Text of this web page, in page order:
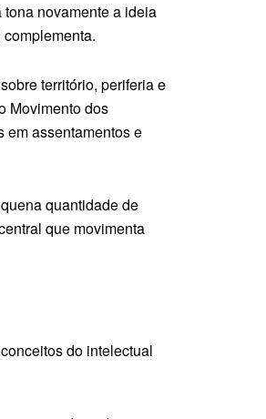
novamente a ideia
território, periferia e
Movimento dos
em assentamentos e
quantidade de
que movimenta
do intelectual